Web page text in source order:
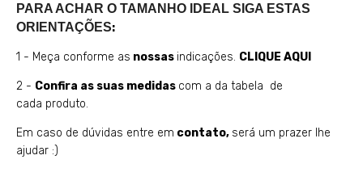
PARA ACHAR O TAMANHO IDEAL SIGA ESTAS
ORIENTAÇÕES:
1 - Meça conforme as nossas indicações. CLIQUE AQUI
2 - Confira as suas medidas com a da tabela de
cada produto.
Em caso de dúvidas entre em contato, será um prazer lhe
ajudar :)